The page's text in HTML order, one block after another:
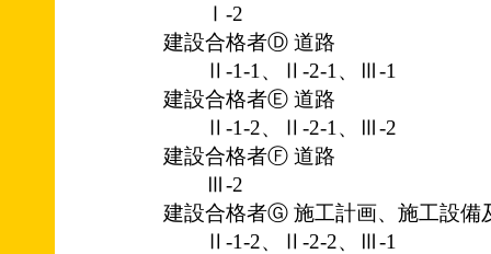
Ⅰ-2
建設合格者Ⓓ 道路
Ⅱ-1-1、Ⅱ-2-1、Ⅲ-1
建設合格者Ⓔ 道路
Ⅱ-1-2、Ⅱ-2-1、Ⅲ-2
建設合格者Ⓕ 道路
Ⅲ-2
建設合格者Ⓖ 施工計画、施工設備
Ⅱ-1-2、Ⅱ-2-2、Ⅲ-1